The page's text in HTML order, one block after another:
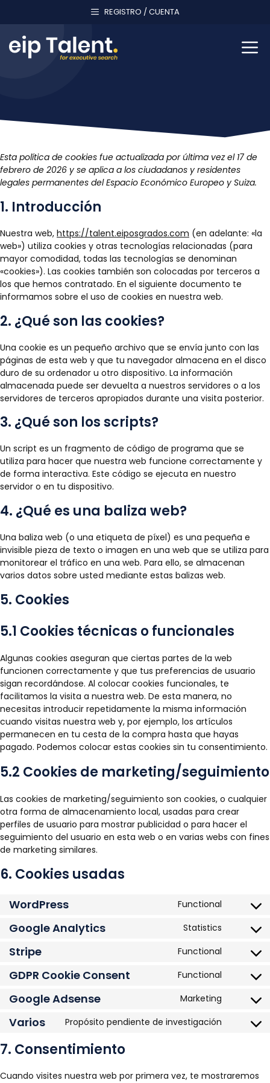
al
contenido
REGISTRO / CUENTA
Esta política de cookies fue actualizada por última vez el 17 de
febrero de 2026 y se aplica a los ciudadanos y residentes
legales permanentes del Espacio Económico Europeo y Suiza.
1. Introducción
Nuestra web, https://talent.eiposgrados.com (en adelante: «la
web») utiliza cookies y otras tecnologías relacionadas (para
mayor comodidad, todas las tecnologías se denominan
«cookies»). Las cookies también son colocadas por terceros a
los que hemos contratado. En el siguiente documento te
informamos sobre el uso de cookies en nuestra web.
2. ¿Qué son las cookies?
Una cookie es un pequeño archivo que se envía junto con las
páginas de esta web y que tu navegador almacena en el disco
duro de su ordenador u otro dispositivo. La información
almacenada puede ser devuelta a nuestros servidores o a los
servidores de terceros apropiados durante una visita posterior.
3. ¿Qué son los scripts?
Un script es un fragmento de código de programa que se
utiliza para hacer que nuestra web funcione correctamente y
de forma interactiva. Este código se ejecuta en nuestro
servidor o en tu dispositivo.
4. ¿Qué es una baliza web?
Una baliza web (o una etiqueta de píxel) es una pequeña e
invisible pieza de texto o imagen en una web que se utiliza para
monitorear el tráfico en una web. Para ello, se almacenan
varios datos sobre usted mediante estas balizas web.
5. Cookies
5.1 Cookies técnicas o funcionales
Algunas cookies aseguran que ciertas partes de la web
funcionen correctamente y que tus preferencias de usuario
sigan recordándose. Al colocar cookies funcionales, te
facilitamos la visita a nuestra web. De esta manera, no
necesitas introducir repetidamente la misma información
cuando visitas nuestra web y, por ejemplo, los artículos
permanecen en tu cesta de la compra hasta que hayas
pagado. Podemos colocar estas cookies sin tu consentimiento.
5.2 Cookies de marketing/seguimiento
Las cookies de marketing/seguimiento son cookies, o cualquier
otra forma de almacenamiento local, usadas para crear
perfiles de usuario para mostrar publicidad o para hacer el
seguimiento del usuario en esta web o en varias webs con fines
de marketing similares.
6. Cookies usadas
WordPress Functional
Consent
service
Google Analytics Statistics
Consent
service
google-
Stripe Functional
Consent
service
stripe
GDPR Cookie Consent Functional
Consent
service
gdpr-
Google Adsense Marketing
Consent
service
Varios Propósito pendiente de investigación
Consent
7. Consentimiento
Cuando visites nuestra web por primera vez, te mostraremos